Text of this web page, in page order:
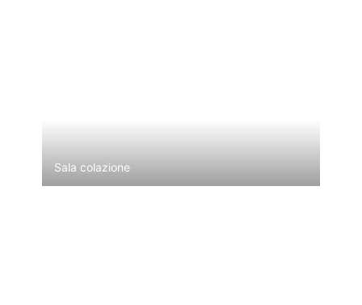
Sala colazione